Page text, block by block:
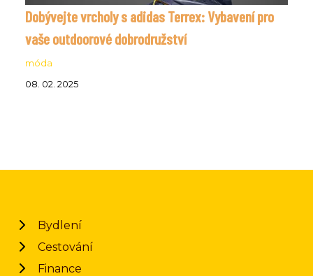
Dobývejte vrcholy s adidas Terrex: Vybavení pro
vaše outdoorové dobrodružství
móda
08. 02. 2025
Bydlení
Cestování
Finance